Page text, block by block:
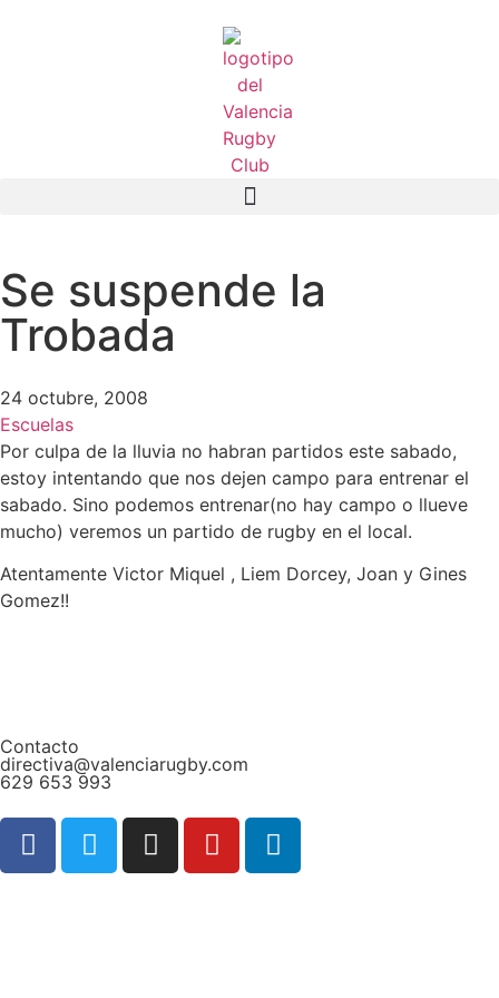
Se suspende la
Trobada
24 octubre, 2008
Escuelas
Por culpa de la lluvia no habran partidos este sabado,
estoy intentando que nos dejen campo para entrenar el
sabado. Sino podemos entrenar(no hay campo o llueve
mucho) veremos un partido de rugby en el local.
Atentamente Victor Miquel , Liem Dorcey, Joan y Gines
Gomez!!
Contacto
directiva@valenciarugby.com
629 653 993